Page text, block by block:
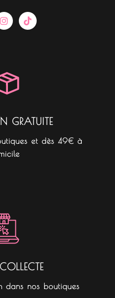
I
n
s
a
m
T
i
k
GRATUITE
et dès 49€ à
dans nos boutiques